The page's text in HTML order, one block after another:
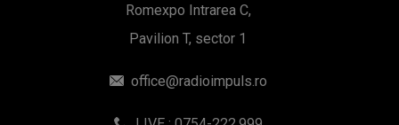
Romexpo Intrarea C,
Pavilion T, sector 1
office@radioimpuls.ro